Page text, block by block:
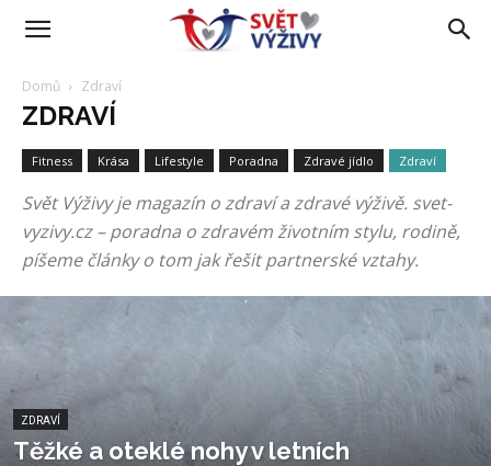
Domů Zdraví
ZDRAVÍ
Fitness Krása Lifestyle Poradna Zdravé jídlo Zdraví
Svět Výživy je magazín o zdraví a zdravé výživě. svet-
vyzivy.cz – poradna o zdravém životním stylu, rodině,
píšeme články o tom jak řešit partnerské vztahy.
ZDRAVÍ
Těžké a oteklé nohy v letních